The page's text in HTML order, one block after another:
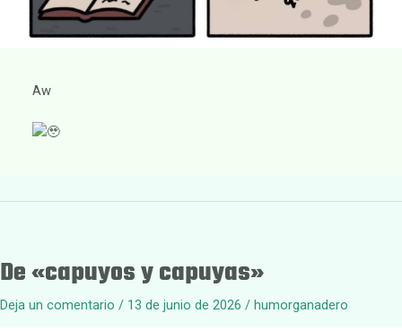
Aw
De «capuyos y capuyas»
Deja un comentario / 13 de junio de 2026 / humorganadero